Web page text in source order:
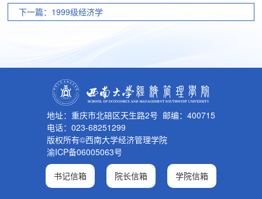
下一篇：1999级经济学
地址：重庆市北碚区天生路2号 邮编：400715
电话：023-68251299
版权所有©西南大学经济管理学院
渝ICP备06005063号
书记信箱 院长信箱 学院信箱